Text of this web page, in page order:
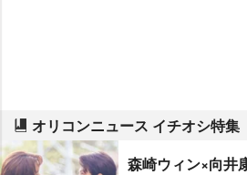
オリコンニュース イチオシ特集
森崎ウィン×向井